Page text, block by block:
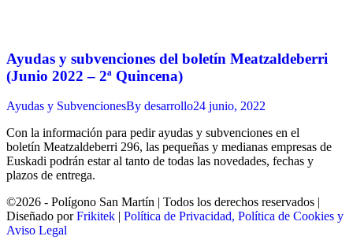
Ayudas y subvenciones del boletín Meatzaldeberri
(Junio 2022 – 2ª Quincena)
Ayudas y SubvencionesBy desarrollo24 junio, 2022
Con la información para pedir ayudas y subvenciones en el
boletín Meatzaldeberri 296, las pequeñas y medianas empresas de
Euskadi podrán estar al tanto de todas las novedades, fechas y
plazos de entrega.
©2026 - Polígono San Martín | Todos los derechos reservados |
Diseñado porFrikitek | Política de Privacidad, Política de Cookies y
Aviso Legal